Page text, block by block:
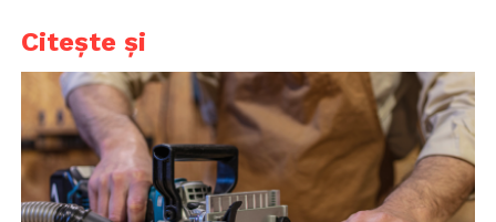
Citește și